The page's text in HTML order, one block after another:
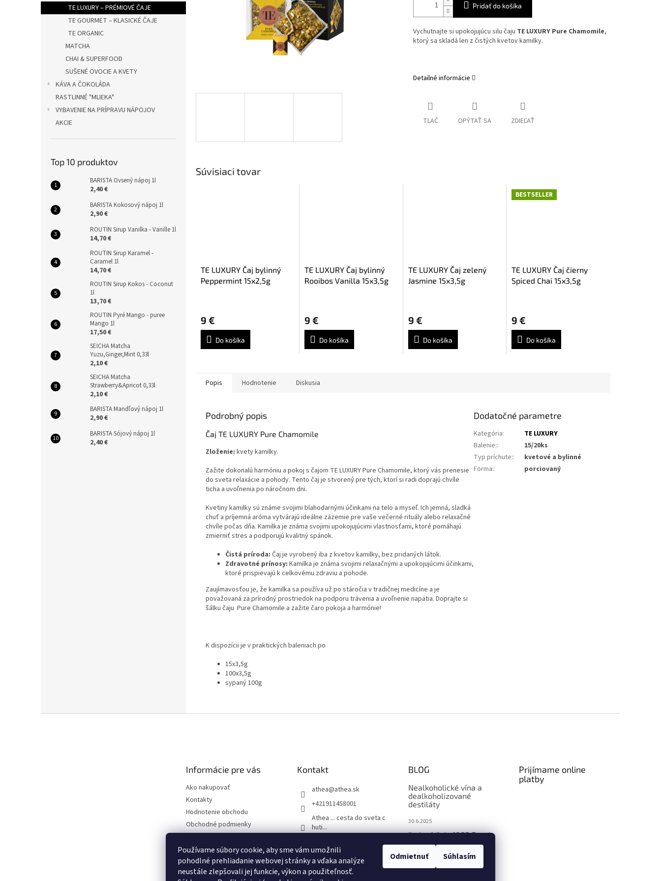
Používame súbory cookie, aby sme vám umožnili
pohodlné prehliadanie webovej stránky a vďaka analýze
neustále zlepšovali jej funkcie, výkon a použiteľnosť.
Odmietnuť Súhlasím
TE LUXURY – PRÉMIOVÉ ČAJE
TE GOURMET – KLASICKÉ ČAJE
TE ORGANIC
MATCHA
CHAI & SUPERFOOD
SUŠENÉ OVOCIE A KVETY
KÁVA A ČOKOLÁDA
RASTLINNÉ "MLIEKA"
VYBAVENIE NA PRÍPRAVU NÁPOJOV
AKCIE
Top 10 produktov
BARISTA Ovsený nápoj 1l
2,40 €
BARISTA Kokosový nápoj 1l
2,90 €
ROUTIN Sirup Vanilka - Vanille 1l
14,70 €
ROUTIN Sirup Karamel -
Caramel 1l
14,70 €
ROUTIN Sirup Kokos - Coconut
1l
13,70 €
ROUTIN Pyré Mango - puree
Mango 1l
17,50 €
SEICHA Matcha
Yuzu,Ginger,Mint 0,33l
2,10 €
SEICHA Matcha
Strawberry&Apricot 0,33l
2,10 €
BARISTA Mandľový nápoj 1l
2,90 €
BARISTA Sójový nápoj 1l
2,40 €
Pridať do košíka
Vychutnajte si upokojujúcu silu čaju TE LUXURY Pure Chamomile,
ktorý sa skladá len z čistých kvetov kamilky.
Detailné informácie
TLAČ OPÝTAŤ SA ZDIEĽAŤ
Súvisiaci tovar
TE LUXURY Čaj bylinný
Peppermint 15x2,5g
9 €
Do košíka
TE LUXURY Čaj bylinný
Rooibos Vanilla 15x3,5g
9 €
Do košíka
TE LUXURY Čaj zelený
Jasmine 15x3,5g
9 €
Do košíka
BESTSELLER
TE LUXURY Čaj čierny
Spiced Chai 15x3,5g
9 €
Do košíka
Popis Hodnotenie Diskusia
Podrobný popis
Čaj TE LUXURY Pure Chamomile
Zloženie: kvety kamilky.
Zažite dokonalú harmóniu a pokoj s čajom TE LUXURY Pure Chamomile, ktorý vás prenesie
do sveta relaxácie a pohody. Tento čaj je stvorený pre tých, ktorí si radi doprajú chvíle
ticha a uvoľnenia po náročnom dni.
Kvetiny kamilky sú známe svojimi blahodarnými účinkami na telo a myseľ. Ich jemná, sladká
chuť a príjemná aróma vytvárajú ideálne zázemie pre vaše večerné rituály alebo relaxačné
chvíle počas dňa. Kamilka je známa svojimi upokojujúcimi vlastnosťami, ktoré pomáhajú
zmierniť stres a podporujú kvalitný spánok.
Čistá príroda: Čaj je vyrobený iba z kvetov kamilky, bez pridaných látok.
Zdravotné prínosy: Kamilka je známa svojimi relaxačnými a upokojujúcimi účinkami,
ktoré prispievajú k celkovému zdraviu a pohode.
Zaujímavosťou je, že kamilka sa používa už po stáročia v tradičnej medicíne a je
považovaná za prírodný prostriedok na podporu trávenia a uvoľnenie napätia. Doprajte si
šálku čaju Pure Chamomile a zažite čaro pokoja a harmónie!
K dispozícii je v praktických baleniach po
15x3,5g
100x3,5g
sypaný 100g
Dodatočné parametre
Kategória:
TE LUXURY
Balenie::
15/20ks
Typ príchute::
kvetové a bylinné
Forma:: porciovaný
Informácie pre vás
Ako nakupovať
Kontakty
Hodnotenie obchodu
Obchodné podmienky
údajov
Kontakt
athea@athea.sk
+421911458001
Athea ... cesta do sveta c
huti...
1883 Routin - Barmanské
sirupy
BLOG
Nealkoholické vína a
dealkoholizované
destiláty
30.6.2025
Ľadové čaje 1883 Routin
9.6.2025
One & Only Smoothie:
Prijímame online
platby